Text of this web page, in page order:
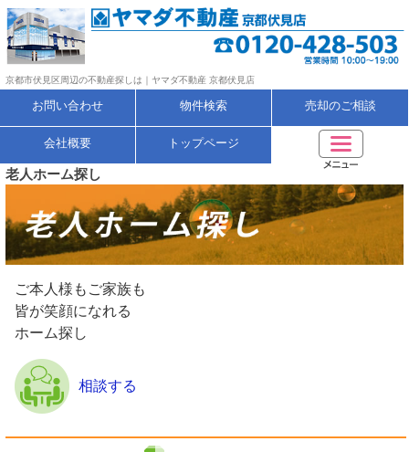
京都市伏見区周辺の不動産探しは｜ヤマダ不動産 京都伏見店
お問い合わせ 物件検索 売却のご相談
会社概要 トップページ
老人ホーム探し
ご本人様もご家族も
皆が笑顔になれる
ホーム探し
相談する